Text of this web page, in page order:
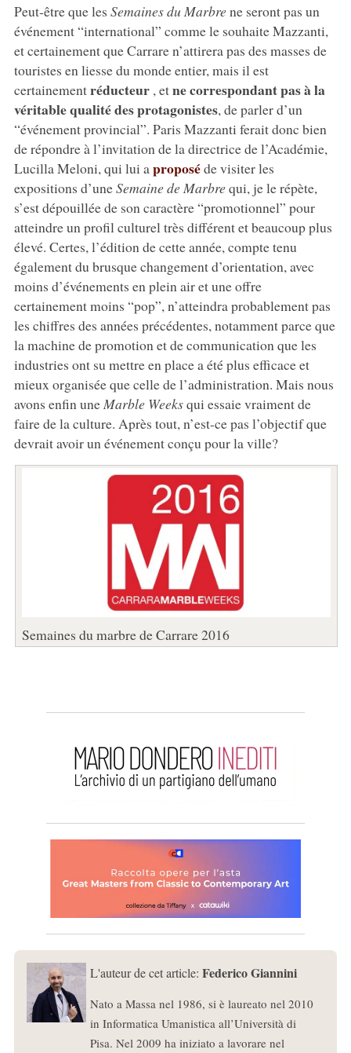
Peut-être que les Semaines du Marbrene seront pas un
événement “international” comme le souhaite Mazzanti,
et certainement que Carrare n’attirera pas des masses de
touristes en liesse du monde entier, mais il est
certainementréducteur , etne correspondant pas à la
véritable qualité des protagonistes, de parler d’un
“événement provincial”. Paris Mazzanti ferait donc bien
de répondre à l’invitation de la directrice de l’Académie,
Lucilla Meloni, qui lui a proposéde visiter les
expositions d’uneSemaine de Marbrequi, je le répète,
s’est dépouillée de son caractère “promotionnel” pour
atteindre un profil culturel très différent et beaucoup plus
élevé. Certes, l’édition de cette année, compte tenu
également du brusque changement d’orientation, avec
moins d’événements en plein air et une offre
certainement moins “pop”, n’atteindra probablement pas
les chiffres des années précédentes, notamment parce que
la machine de promotion et de communication que les
industries ont su mettre en place a été plus efficace et
mieux organisée que celle de l’administration. Mais nous
avons enfin une Marble Weeksqui essaie vraiment de
faire de la culture. Après tout, n’est-ce pas l’objectif que
devrait avoir un événement conçu pour la ville?
Semaines du marbre de Carrare 2016
L'auteur de cet article: Federico Giannini
Nato a Massa nel 1986, si è laureato nel 2010
in Informatica Umanistica all’Università di
Pisa. Nel 2009 ha iniziato a lavorare nel